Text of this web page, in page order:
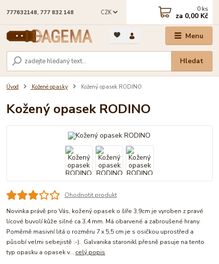
Menu
CZK
Hledat
777632148, 777 832 148 0 ks
za 0,00 Kč
Úvod Kožené opasky Kožený opasek RODINO
Kožený opasek RODINO
Ohodnotit produkt
Novinka právě pro Vás, kožený opasek o šíře 3,9cm je vyroben z pravé
lícové buvolí kůže silné ca 3,4 mm. Má obarvené a zabroušené hrany.
Poměrně masivní litá o rozměru 7 x 5,5 cm je s osičkou uprostřed a
působí velmi sebejistě :-). Galvanika staronikl přesně pasuje na tento
typ opasku a opasek v... celý popis